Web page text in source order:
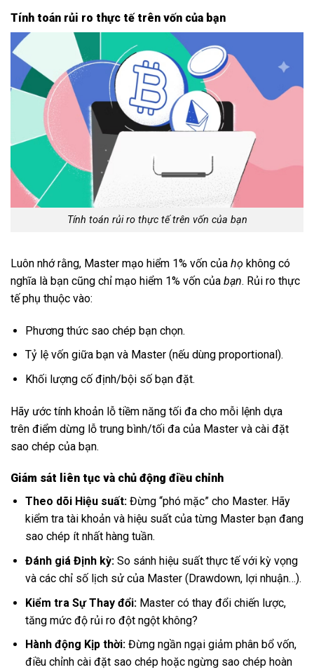
Tính toán rủi ro thực tế trên vốn của bạn
Tính toán rủi ro thực tế trên vốn của bạn
Luôn nhớ rằng, Master mạo hiểm 1% vốn của họ không có
nghĩa là bạn cũng chỉ mạo hiểm 1% vốn của bạn. Rủi ro thực
tế phụ thuộc vào:
Phương thức sao chép bạn chọn.
Tỷ lệ vốn giữa bạn và Master (nếu dùng proportional).
Khối lượng cố định/bội số bạn đặt.
Hãy ước tính khoản lỗ tiềm năng tối đa cho mỗi lệnh dựa
trên điểm dừng lỗ trung bình/tối đa của Master và cài đặt
sao chép của bạn.
Giám sát liên tục và chủ động điều chỉnh
Theo dõi Hiệu suất:Đừng “phó mặc” cho Master. Hãy
kiểm tra tài khoản và hiệu suất của từng Master bạn đang
sao chép ít nhất hàng tuần.
Đánh giá Định kỳ:So sánh hiệu suất thực tế với kỳ vọng
và các chỉ số lịch sử của Master (Drawdown, lợi nhuận…).
Kiểm tra Sự Thay đổi:Master có thay đổi chiến lược,
tăng mức độ rủi ro đột ngột không?
Hành động Kịp thời:Đừng ngần ngại giảm phân bổ vốn,
điều chỉnh cài đặt sao chép hoặc ngừng sao chép hoàn